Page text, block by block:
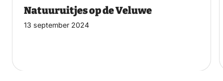
Natuuruitjes op de Veluwe
13 september 2024